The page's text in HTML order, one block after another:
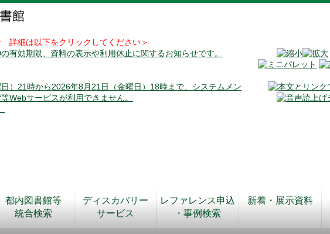
詳細は以下をクリックしてください＞
有効期限、資料の表示や利用休止に関するお知らせです。
）21時から2026年8月21日（金曜日）18時まで、システムメン
Webサービスが利用できません。
都内図書館等
統合検索
ディスカバリー
サービス
レファレンス申込
・事例検索
新着・展示資料